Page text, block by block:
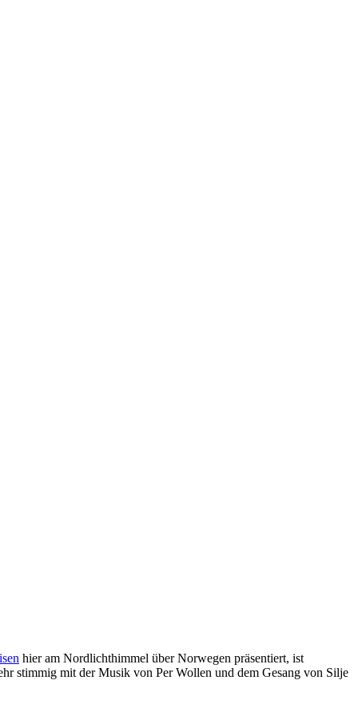
hier am Nordlichthimmel über Norwegen präsentiert, ist
stimmig mit der Musik von Per Wollen und dem Gesang von Silje